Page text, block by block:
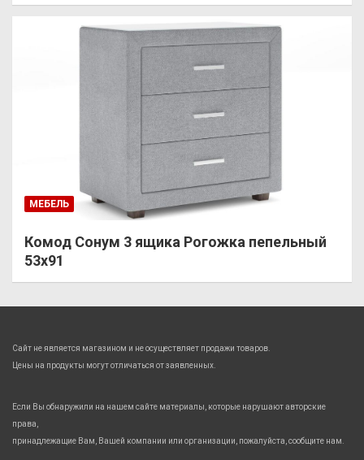
МЕБЕЛЬ
Комод Сонум 3 ящика Рогожка пепельный
53х91
Сайт не является магазином и не осуществляет продажи товаров.
Цены на продукты могут отличаться от заявленных.
Если Вы обнаружили на нашем сайте материалы, которые нарушают авторские
права,
принадлежащие Вам, Вашей компании или организации, пожалуйста, сообщите нам.